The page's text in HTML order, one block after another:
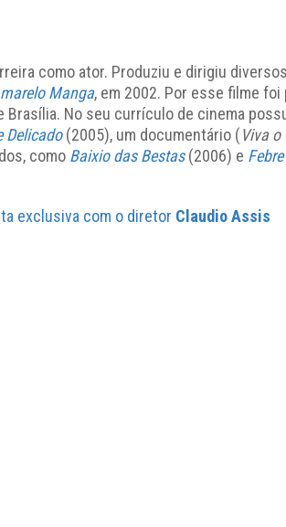
como ator. Produziu e dirigiu
Manga, em 2002. Por esse filme
Brasília. No seu currículo de cinema
Delicado(2005), um documentário (Viva o
como Baixio das Bestas (2006) e
exclusiva com o diretor Claudio Assis